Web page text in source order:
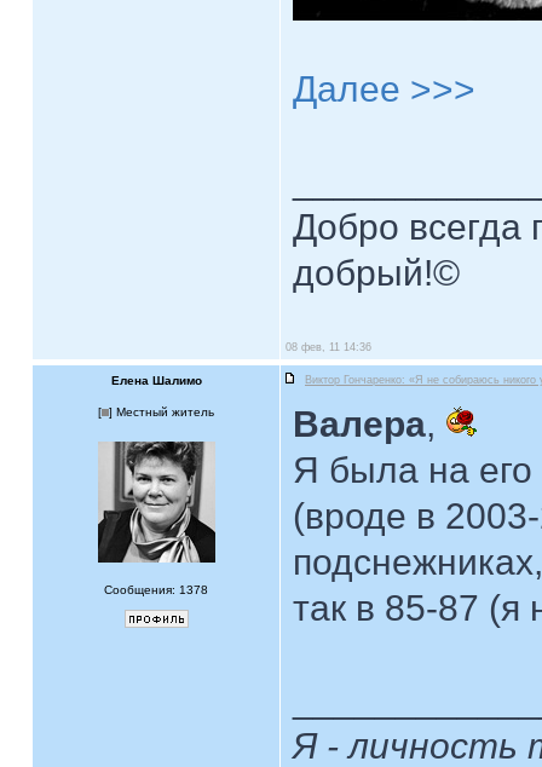
Далее >>>
Добро всегда
добрый!©
08 фев, 11 14:36
Елена Шалимо Виктор Гончаренко: «Я не собираюсь никого
[ ] Местный житель
Сообщения: 1378
Валера,
Я была на его
(вроде в
так в 85-87
Я - личность